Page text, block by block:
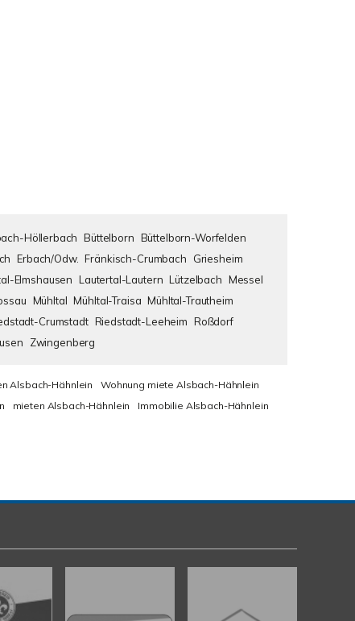
Höllerbach Büttelborn Büttelborn-Worfelden
Erbach/Odw. Fränkisch-Crumbach
Griesheim
Elmshausen Lautertal-Lautern Lützelbach Messel
Mühltal Mühltal-Traisa Mühltal-Trautheim
Crumstadt Riedstadt-Leeheim Roßdorf
Zwingenberg
Alsbach-Hähnlein
Wohnung miete Alsbach-Hähnlein
mieten Alsbach-Hähnlein
Immobilie Alsbach-Hähnlein